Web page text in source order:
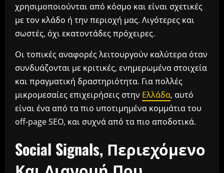
χρησιμοποιούνται από κόσμο και είναι σχετικές
με τον κλάδο ή την περιοχή μας. Λιγότερες και
σωστές, όχι εκατοντάδες πρόχειρες.
Οι τοπικές αναφορές λειτουργούν καλύτερα όταν
συνδυάζονται με κριτικές, ενημερωμένα στοιχεία
και πραγματική δραστηριότητα. Για πολλές
μικρομεσαίες επιχειρήσεις στην Ελλάδα, αυτό
είναι ένα από τα πιο υποτιμημένα κομμάτια του
off-page SEO, και συχνά από τα πιο αποδοτικά.
Social Signals, Περιεχόμενο